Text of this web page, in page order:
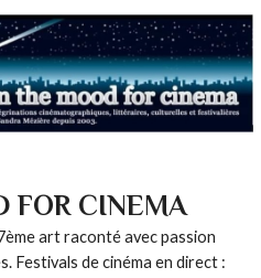
FOR CINEMA
art raconté avec passion
Festivals de cinéma en direct :